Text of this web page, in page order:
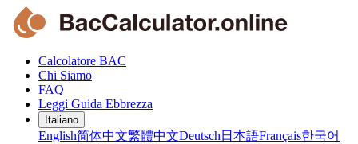
Calcolatore BAC
Chi Siamo
FAQ
Leggi Guida Ebbrezza
Italiano
English简体中文繁體中文Deutsch 日本語Français한국어